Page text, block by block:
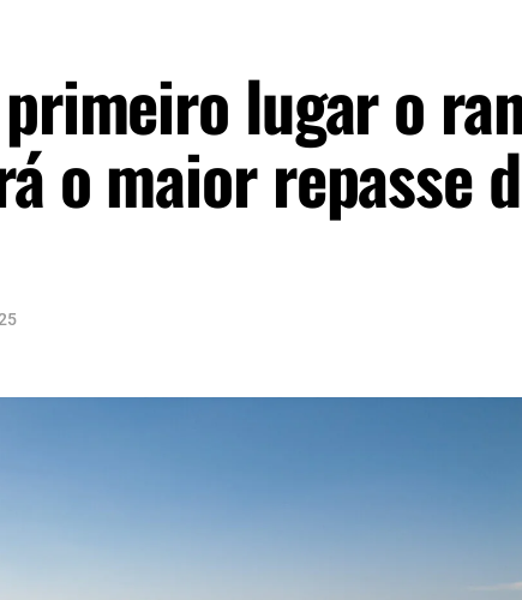
lugar o
o maior repasse